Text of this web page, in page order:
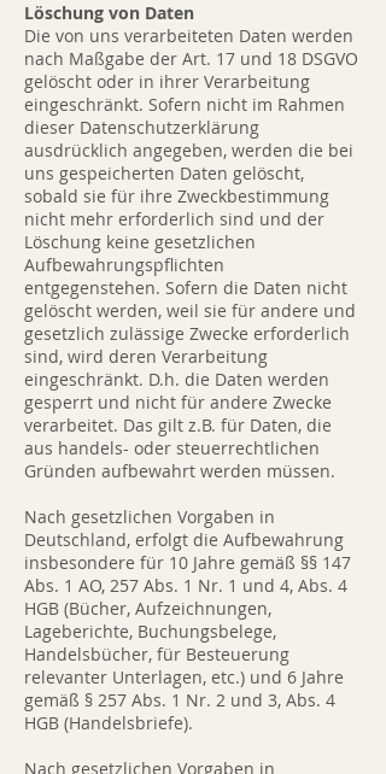
Löschung von Daten
Die von uns verarbeiteten Daten werden
nach Maßgabe der Art. 17 und 18 DSGVO
gelöscht oder in ihrer Verarbeitung
eingeschränkt. Sofern nicht im Rahmen
dieser Datenschutzerklärung
ausdrücklich angegeben, werden die bei
uns gespeicherten Daten gelöscht,
sobald sie für ihre Zweckbestimmung
nicht mehr erforderlich sind und der
Löschung keine gesetzlichen
Aufbewahrungspflichten
entgegenstehen. Sofern die Daten nicht
gelöscht werden, weil sie für andere und
gesetzlich zulässige Zwecke erforderlich
sind, wird deren Verarbeitung
eingeschränkt. D.h. die Daten werden
gesperrt und nicht für andere Zwecke
verarbeitet. Das gilt z.B. für Daten, die
aus handels- oder steuerrechtlichen
Gründen aufbewahrt werden müssen.
Nach gesetzlichen Vorgaben in
Deutschland, erfolgt die Aufbewahrung
insbesondere für 10 Jahre gemäß §§ 147
Abs. 1 AO, 257 Abs. 1 Nr. 1 und 4, Abs. 4
HGB (Bücher, Aufzeichnungen,
Lageberichte, Buchungsbelege,
Handelsbücher, für Besteuerung
relevanter Unterlagen, etc.) und 6 Jahre
gemäß § 257 Abs. 1 Nr. 2 und 3, Abs. 4
HGB (Handelsbriefe).
Nach gesetzlichen Vorgaben in